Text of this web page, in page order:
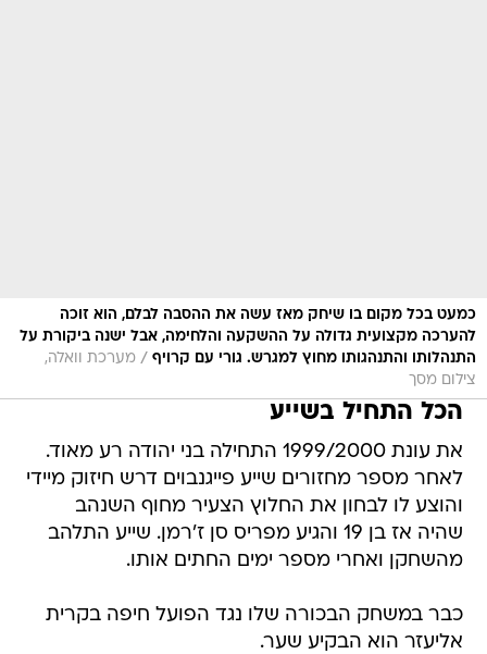
כמעט בכל מקום בו שיחק מאז עשה את ההסבה לבלם, הוא זוכה
להערכה מקצועית גדולה על ההשקעה והלחימה, אבל ישנה ביקורת על
התנהלותו והתנהגותו מחוץ למגרש. גורי עם קרויף / מערכת וואלה,
צילום מסך
הכל התחיל בשייע
את עונת 1999/2000 התחילה בני יהודה רע מאוד.
לאחר מספר מחזורים שייע פייגנבוים דרש חיזוק מיידי
והוצע לו לבחון את החלוץ הצעיר מחוף השנהב
שהיה אז בן 19 והגיע מפריס סן ז'רמן. שייע התלהב
מהשחקן ואחרי מספר ימים החתים אותו.
כבר במשחק הבכורה שלו נגד הפועל חיפה בקרית
אליעזר הוא הבקיע שער.